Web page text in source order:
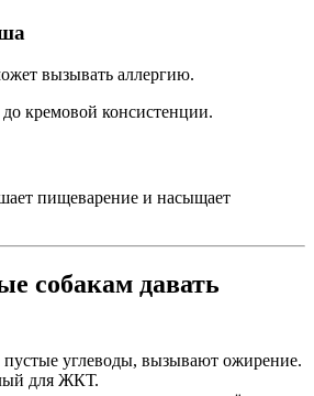
вызывать аллергию.
до кремовой консистенции.
пищеварение и насыщает
собакам давать
углеводы, вызывают ожирение.
для ЖКТ.